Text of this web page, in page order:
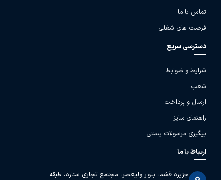
تماس با ما
فرصت های شغلی
دسترسی سریع
شرایط و ضوابط
شعب
ارسال و پرداخت
راهنمای سایز
پیگیری مرسولات پستی
ارتباط با ما
جزیره قشم، بلوار ولیعصر، مجتمع تجاری ستاره، طبقه